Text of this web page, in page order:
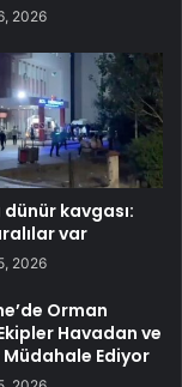
2026
dünür kavgası:
var
2026
Orman
Havadan ve
Ediyor